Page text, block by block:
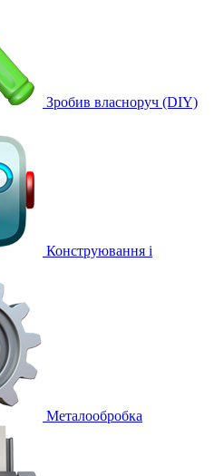
Зробив власноруч (DIY)
Конструювання і
Металообробка